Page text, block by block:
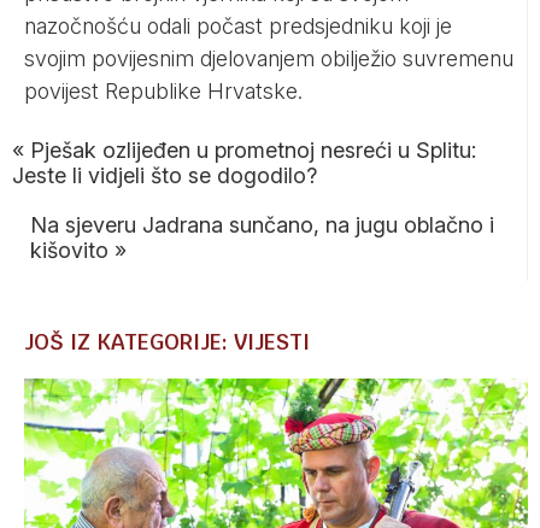
nazočnošću odali počast predsjedniku koji je
svojim povijesnim djelovanjem obilježio suvremenu
povijest Republike Hrvatske.
« Pješak ozlijeđen u prometnoj nesreći u Splitu:
Jeste li vidjeli što se dogodilo?
Na sjeveru Jadrana sunčano, na jugu oblačno i
kišovito »
JOŠ IZ KATEGORIJE: VIJESTI